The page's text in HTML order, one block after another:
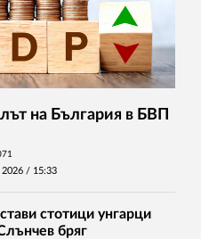
на България в БВП
2026 / 15:33
стотици унгарци
бряг